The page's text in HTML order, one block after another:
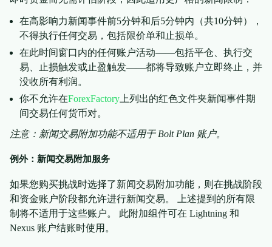
在高影响力新闻事件前5分钟和后5分钟内（共10分钟），
不得执行任何交易，包括限价单和止损单。
在此时间窗口内的任何账户活动——包括平仓、执行交
易、止损触发或止盈触发——都将导致账户立即终止，并
没收所有利润。
你不允许在ForexFactory 上列出的红色文件夹新闻事件期
间交易任何货币对。
注意：新闻交易附加功能不适用于 Bolt Plan 账户。
例外：新闻交易附加服务
如果您购买挑战时选择了新闻交易附加功能，则在挑战阶段
和资金账户阶段都允许进行新闻交易。 上述提到的所有限
制将不适用于这些账户。 此附加组件可在 Lightning 和
Nexus 账户结账时使用。